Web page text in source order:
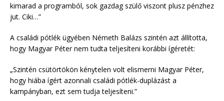
kimarad a programból, sok gazdag szülő viszont plusz pénzhez
jut. Ciki…”
A családi pótlék ügyében Németh Balázs szintén azt állította,
hogy Magyar Péter nem tudta teljesíteni korábbi ígéretét:
„Szintén csütörtökön kénytelen volt elismerni Magyar Péter,
hogy hiába ígért azonnali családi pótlék-duplázást a
kampányban, ezt sem tudja teljesíteni.”